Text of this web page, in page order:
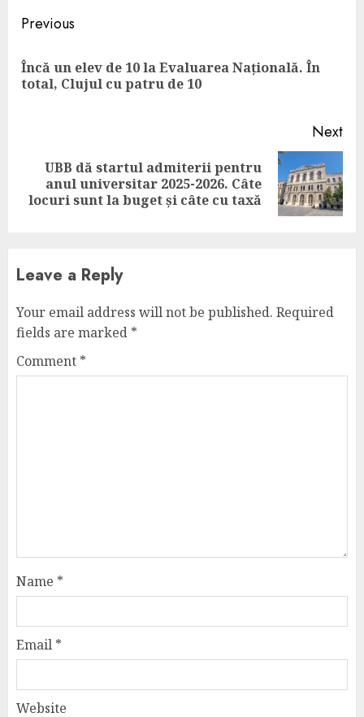
Continue
Reading
Previous
Încă un elev de 10 la Evaluarea Națională. În
total, Clujul cu patru de 10
Next
Next
post:
UBB dă startul admiterii pentru
anul universitar 2025-2026. Câte
locuri sunt la buget și câte cu taxă
Leave a Reply
Your email address will not be published. Required
fields are marked *
Comment *
Name *
Email *
Website